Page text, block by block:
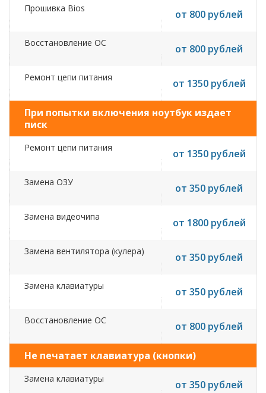
Прошивка Bios от 800 рублей
Восстановление ОС от 800 рублей
Ремонт цепи питания от 1350 рублей
При попытки включения ноутбук издает
писк
Ремонт цепи питания от 1350 рублей
Замена ОЗУ от 350 рублей
Замена видеочипа от 1800 рублей
Замена вентилятора (кулера) от 350 рублей
Замена клавиатуры от 350 рублей
Восстановление ОС от 800 рублей
Не печатает клавиатура (кнопки)
Замена клавиатуры от 350 рублей